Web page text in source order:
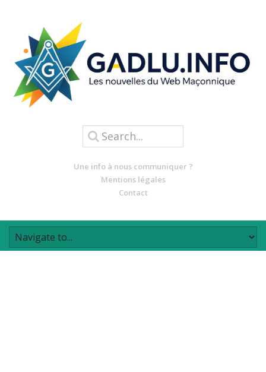
Une info à nous communiquer ?
Mentions légales
Contact